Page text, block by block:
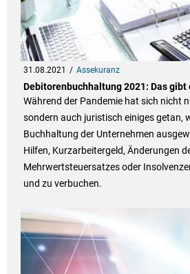
31.08.2021 Assekuranz
Debitorenbuchhaltung 2021: Das gibt
Während der Pandemie hat sich nicht
sondern auch juristisch einiges getan,
Buchhaltung der Unternehmen
Hilfen, Kurzarbeitergeld, Änderungen
Mehrwertsteuersatzes oder
und zu verbuchen.